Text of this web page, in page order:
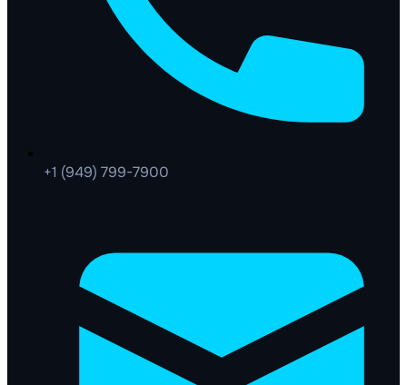
+1 (949) 799-7900